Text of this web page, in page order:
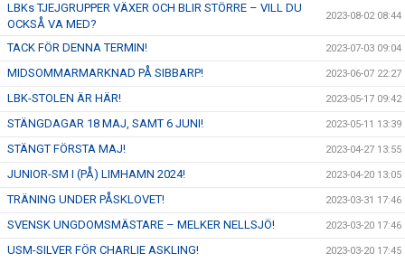
LBKs TJEJGRUPPER VÄXER OCH BLIR STÖRRE – VILL DU
OCKSÅ VA MED?
2023-08-02 08:44
TACK FÖR DENNA TERMIN! 2023-07-03 09:04
MIDSOMMARMARKNAD PÅ SIBBARP! 2023-06-07 22:27
LBK-STOLEN ÄR HÄR! 2023-05-17 09:42
STÄNGDAGAR 18 MAJ, SAMT 6 JUNI! 2023-05-11 13:39
STÄNGT FÖRSTA MAJ! 2023-04-27 13:55
JUNIOR-SM I (PÅ) LIMHAMN 2024! 2023-04-20 13:05
TRÄNING UNDER PÅSKLOVET! 2023-03-31 17:46
SVENSK UNGDOMSMÄSTARE – MELKER NELLSJÖ! 2023-03-20 17:46
USM-SILVER FÖR CHARLIE ASKLING! 2023-03-20 17:45